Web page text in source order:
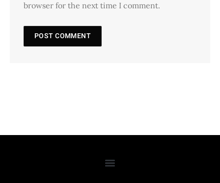
browser for the next time I comment.